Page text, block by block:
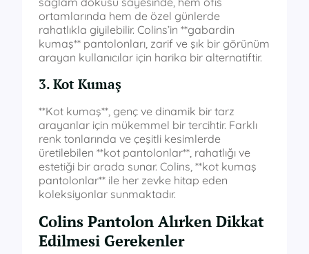
ortamlarında hem de özel günlerde
rahatlıkla giyilebilir. Colins’in **gabardin
kumaş** pantolonları, zarif ve şık bir görünüm
arayan kullanıcılar için harika bir alternatiftir.
3. Kot Kumaş
**Kot kumaş**, genç ve dinamik bir tarz
arayanlar için mükemmel bir tercihtir. Farklı
renk tonlarında ve çeşitli kesimlerde
üretilebilen **kot pantolonlar**, rahatlığı ve
estetiği bir arada sunar. Colins, **kot kumaş
pantolonlar** ile her zevke hitap eden
koleksiyonlar sunmaktadır.
Colins Pantolon Alırken Dikkat
Edilmesi Gerekenler